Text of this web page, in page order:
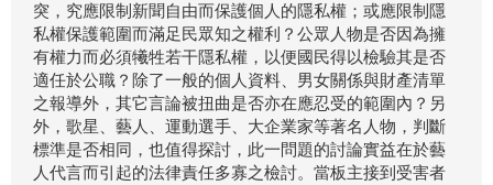
突，究應限制新聞自由而保護個人的隱私權；或應限制隱
私權保護範圍而滿足民眾知之權利？公眾人物是否因為擁
有權力而必須犧牲若干隱私權，以便國民得以檢驗其是否
適任於公職？除了一般的個人資料、男女關係與財產清單
之報導外，其它言論被扭曲是否亦在應忍受的範圍內？另
外，歌星、藝人、運動選手、大企業家等著名人物，判斷
標準是否相同，也值得探討，此一問題的討論實益在於藝
人代言而引起的法律責任多寡之檢討。當板主接到受害者